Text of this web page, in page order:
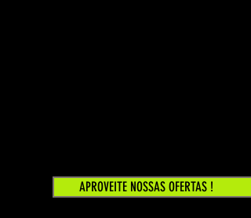
APROVEITE NOSSAS OFERTAS !